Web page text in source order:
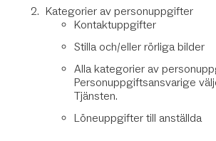
Kategorier av personuppgifter
Kontaktuppgifter
Stilla och/eller rörliga bilder
Alla kategorier av
Personuppgiftsansvarige
Tjänsten.
Löneuppgifter till anställda